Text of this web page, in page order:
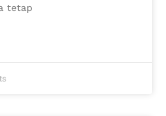
tetap